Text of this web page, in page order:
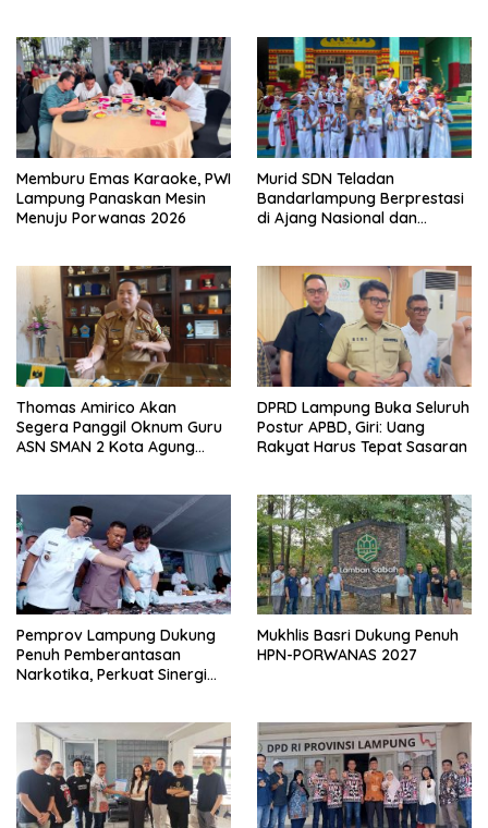
Memburu Emas Karaoke, PWI
Lampung Panaskan Mesin
Menuju Porwanas 2026
Murid SDN Teladan
Bandarlampung Berprestasi
di Ajang Nasional dan
Thomas Amirico Akan
Segera Panggil Oknum Guru
ASN SMAN 2 Kota Agung
DPRD Lampung Buka Seluruh
Postur APBD, Giri: Uang
Rakyat Harus Tepat Sasaran
Pemprov Lampung Dukung
Penuh Pemberantasan
Narkotika, Perkuat Sinergi
Mukhlis Basri Dukung Penuh
HPN-PORWANAS 2027